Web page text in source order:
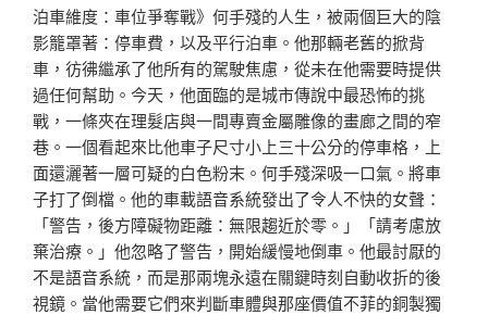
泊車維度：車位爭奪戰》何手殘的人生，被兩個巨大的陰
影籠罩著：停車費，以及平行泊車。他那輛老舊的掀背
車，彷彿繼承了他所有的駕駛焦慮，從未在他需要時提供
過任何幫助。今天，他面臨的是城市傳說中最恐怖的挑
戰，一條夾在理髮店與一間專賣金屬雕像的畫廊之間的窄
巷。一個看起來比他車子尺寸小上三十公分的停車格，上
面還灑著一層可疑的白色粉末。何手殘深吸一口氣。將車
子打了倒檔。他的車載語音系統發出了令人不快的女聲：
「警告，後方障礙物距離：無限趨近於零。」「請考慮放
棄治療。」他忽略了警告，開始緩慢地倒車。他最討厭的
不是語音系統，而是那兩塊永遠在關鍵時刻自動收折的後
視鏡。當他需要它們來判斷車體與那座價值不菲的銅製獨